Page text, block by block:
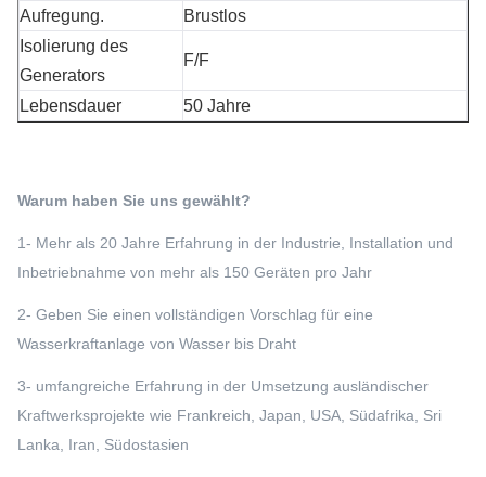
Aufregung.
Brustlos
Isolierung des
Generators
F/F
Lebensdauer 50 Jahre
Warum haben Sie uns gewählt?
1- Mehr als 20 Jahre Erfahrung in der Industrie, Installation und
Inbetriebnahme von mehr als 150 Geräten pro Jahr
2- Geben Sie einen vollständigen Vorschlag für eine
Wasserkraftanlage von Wasser bis Draht
3- umfangreiche Erfahrung in der Umsetzung ausländischer
Kraftwerksprojekte wie Frankreich, Japan, USA, Südafrika, Sri
Lanka, Iran, Südostasien